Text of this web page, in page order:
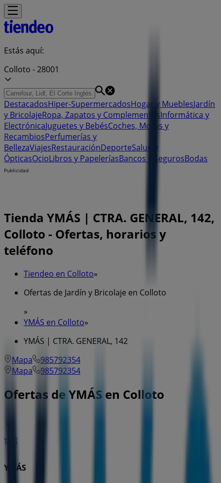
Estás aquí:
Colloto - 28001
DestacadosHiper-SupermercadosHogar y MueblesJardín
y BricolajeRopa, Zapatos y ComplementosInformática y
ElectrónicaJuguetes y BebésCoches, Motos y
RecambiosPerfumerías y
BellezaViajesRestauraciónDeporteSalud y
ÓpticasOcioLibros y PapeleríasBancos y SegurosBodas
Publicidad
Tienda YMÁS | CTRA. GENERAL, 142,
Colloto - Ofertas, horarios y
teléfono
Tiendeo en Colloto»
Ofertas de Jardín y Bricolaje en Colloto
»
YMÁS en Colloto»
YMÁS | CTRA. GENERAL, 142
Mapa
985792354
Mapa
985792354
Ofertas de YMÁS en Colloto
YMÁS